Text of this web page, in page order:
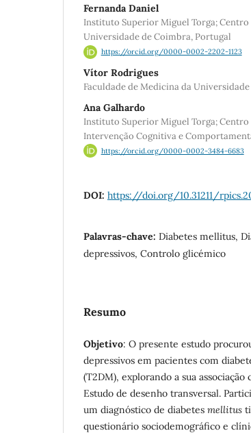
Fernanda Daniel
Instituto Superior Miguel Torga; Centro
Universidade de Coimbra, Portugal
https://orcid.org/0000-0002-2202-1123
Vítor Rodrigues
Faculdade de Medicina da
Ana Galhardo
Instituto Superior Miguel Torga;
Intervenção Cognitiva e
https://orcid.org/0000-0002-3484-6683
DOI: https://doi.org/10.31211/
Palavras-chave: Diabetes mellitus,
depressivos, Controlo glicémico
Resumo
Objetivo: O presente estudo
depressivos em pacientes com
(T2DM), explorando a sua
Estudo de desenho transversal.
um diagnóstico de diabetes mellitus
questionário sociodemográfico e